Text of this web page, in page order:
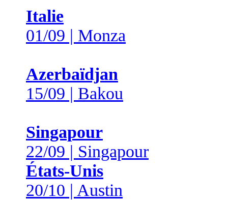
Italie
01/09 | Monza
Azerbaïdjan
15/09 | Bakou
Singapour
22/09 | Singapour
États-Unis
20/10 | Austin